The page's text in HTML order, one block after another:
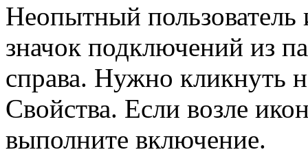
Неопытный пользователь
значок подключений из
справа. Нужно кликнуть
Свойства. Если возле
выполните включение.